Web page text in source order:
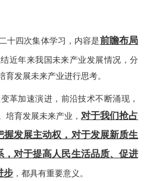
十四次集体学习，内容是前瞻布局
结近年来我国未来产业发展情况，分
发展未来产业进行思考。
革加速演进，前沿技术不断涌现，
培育发展未来产业， 对于我们抢占
发展主动权，对于发展新质生
对于提高人民生活品质、促进
步 ，都具有重要意义。